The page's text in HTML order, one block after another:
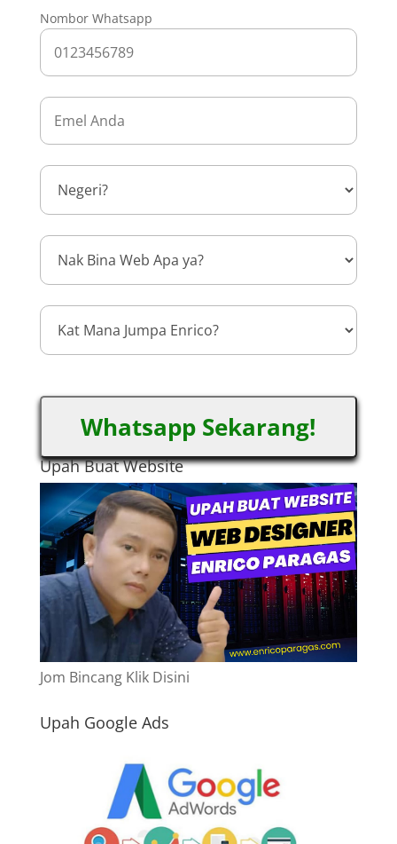
Nombor Whatsapp
Whatsapp Sekarang!
Upah Buat Website
Jom Bincang Klik Disini
Upah Google Ads